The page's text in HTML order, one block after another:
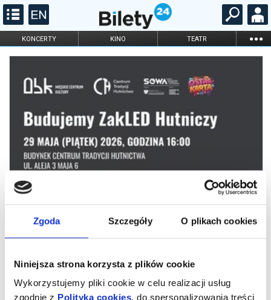
Zgoda Szczegóły O plikach cookies
Niniejsza strona korzysta z plików cookie
Wykorzystujemy pliki cookie w celu realizacji usług
zgodnie z Polityką cookies, do spersonalizowania treści
KONCERTY KINO TEATR ...
FILHARMONIA OPERA I BALET
DLA DZIECI
KARNETY